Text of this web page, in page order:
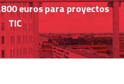
euros para proyectos
TIC